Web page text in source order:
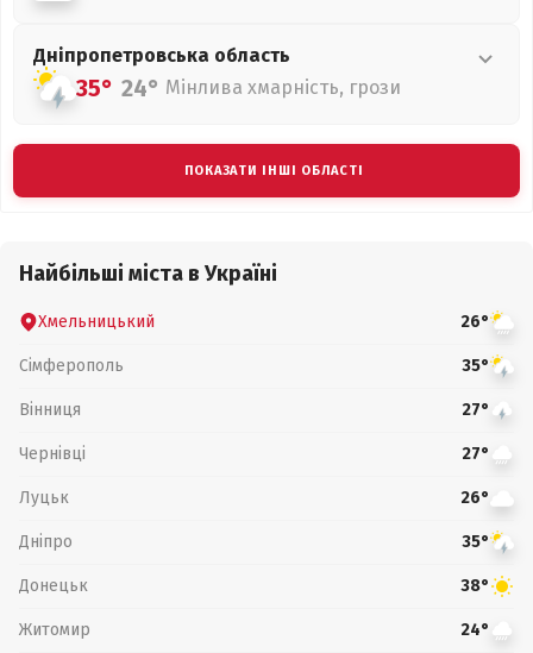
Дніпропетровська область
35° 24° Мінлива хмарність, грози
ПОКАЗАТИ ІНШІ ОБЛАСТІ
Найбільші міста в Україні
Хмельницький 26°
Сімферополь 35°
Вінниця 27°
Чернівці 27°
Луцьк 26°
Дніпро 35°
Донецьк 38°
Житомир 24°